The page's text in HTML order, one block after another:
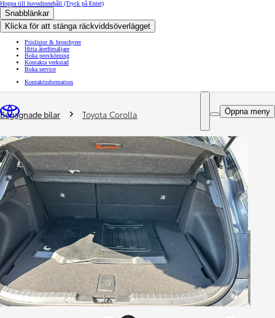
Hoppa till huvudinnehåll (Tryck på Enter)
Snabblänkar
Klicka för att stänga räckviddsöverlägget
Prislistor & broschyrer
Hitta återförsäljare
Boka provkörning
Kontakta verkstad
Boka service
Kontaktinformation
Öppna meny
You are here
Begagnade bilar Toyota Corolla